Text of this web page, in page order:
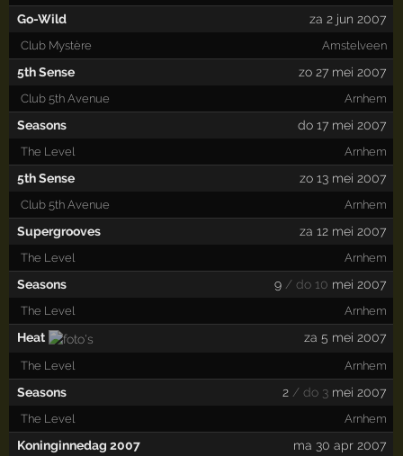
Go-Wild za 2 jun 2007
Club Mystère Amstelveen
5th Sense zo 27 mei 2007
Club 5th Avenue Arnhem
Seasons do 17 mei 2007
The Level Arnhem
5th Sense zo 13 mei 2007
Club 5th Avenue Arnhem
Supergrooves za 12 mei 2007
The Level Arnhem
Seasons 9 / do 10 mei 2007
The Level Arnhem
Heat za 5 mei 2007
The Level Arnhem
Seasons 2 / do 3 mei 2007
The Level Arnhem
Koninginnedag 2007 ma 30 apr 2007